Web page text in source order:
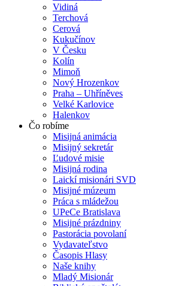
Vidiná
Terchová
Cerová
Kukučínov
V Česku
Kolín
Mimoň
Nový Hrozenkov
Praha – Uhříněves
Velké Karlovice
Halenkov
Čo robíme
Misijná animácia
Misijný sekretár
Ľudové misie
Misijná rodina
Laickí misionári SVD
Misijné múzeum
Práca s mládežou
UPeCe Bratislava
Misijné prázdniny
Pastorácia povolaní
Vydavateľstvo
Časopis Hlasy
Naše knihy
Mladý Misionár